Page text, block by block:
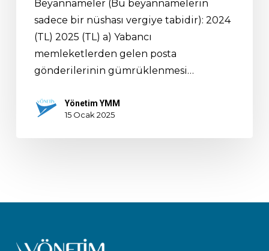
Beyannameler (Bu beyannamelerin
sadece bir nüshası vergiye tabidir): 2024
(TL) 2025 (TL) a) Yabancı
memleketlerden gelen posta
gönderilerinin gümrüklenmesi…
Yönetim YMM
15 Ocak 2025